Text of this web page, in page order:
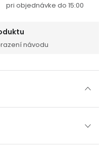
pri objednávke do 15:00
návodu